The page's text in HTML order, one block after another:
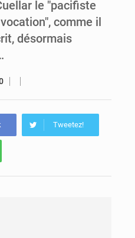
Daloa : décès du colonel Karim Traoré, commandant de la Section de recherches de la gendarmerie après une activité sportive
le "pacifiste
comme il
désormais
Tweetez!